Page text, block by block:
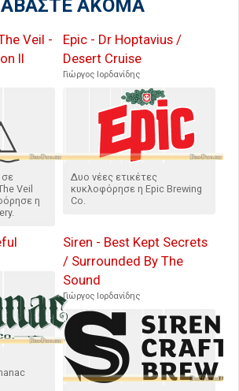
ΑΚΟΜΑ
Veil -
II
σε
Veil
η
Epic - Dr Hoptavius /
Desert Cruise
Γιώργος Ιορδανίδης
Δυο νέες ετικέτες
κυκλοφόρησε η Epic Brewing
Co.
Siren - Best Kept Secrets
/ Surrounded By The
Sound
Γιώργος Ιορδανίδης